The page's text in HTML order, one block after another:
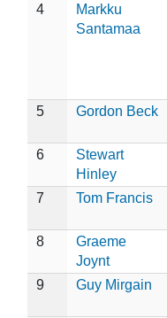
4
Markku
Santamaa
5
Gordon Beck
6
Stewart
Hinley
7 Tom Francis
8
Graeme
Joynt
9 Guy Mirgain